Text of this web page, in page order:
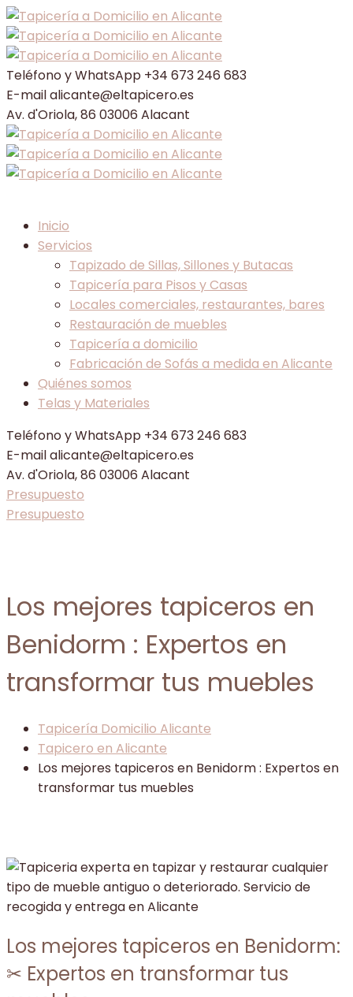
Teléfono y WhatsApp +34 673 246 683
E-mailalicante@eltapicero.es
Av. d'Oriola, 86 03006 Alacant
Inicio
Servicios
Tapizado de Sillas, Sillones y Butacas
Tapicería para Pisos y Casas
Locales comerciales, restaurantes, bares
Restauración de muebles
Tapicería a domicilio
Fabricación de Sofás a medida en Alicante
Quiénes somos
Telas y Materiales
Teléfono y WhatsApp +34 673 246 683
E-mailalicante@eltapicero.es
Av. d'Oriola, 86 03006 Alacant
Presupuesto
Presupuesto
Los mejores tapiceros en
Benidorm : Expertos en
transformar tus muebles
Tapicería Domicilio Alicante
Tapicero en Alicante
Los mejores tapiceros en Benidorm : Expertos en
transformar tus muebles
Los mejores tapiceros en Benidorm:
✂ Expertos en transformar tus